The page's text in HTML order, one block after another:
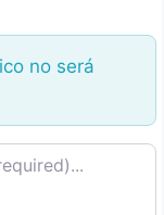
no será